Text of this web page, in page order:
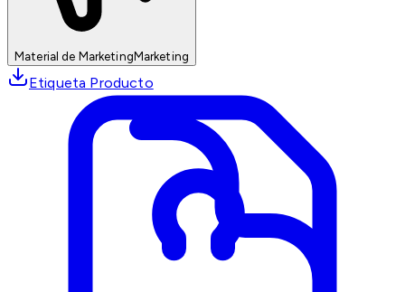
Material de MarketingMarketing
Etiqueta Producto